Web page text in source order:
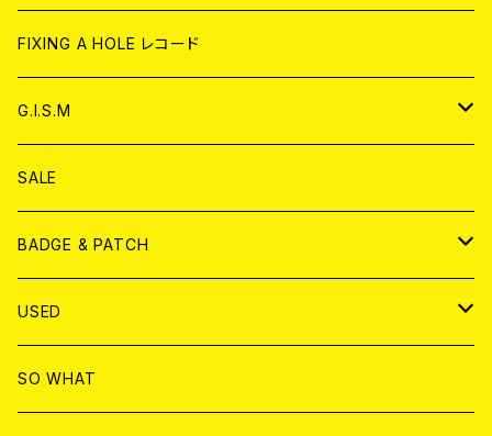
ANALOG
CD
ANALOG
CD
ANALOG
WORLD
CD
ANALOG
CD
アナログ
DVD
T-shirt & WEAR
FIXING A HOLE レコード
G.I.S.M
CD
ANALOG
T-SHIRT & WEAR
DVD
SALE
BADGE & PATCH
BADGE
PATCH
USED
書籍
SO WHAT